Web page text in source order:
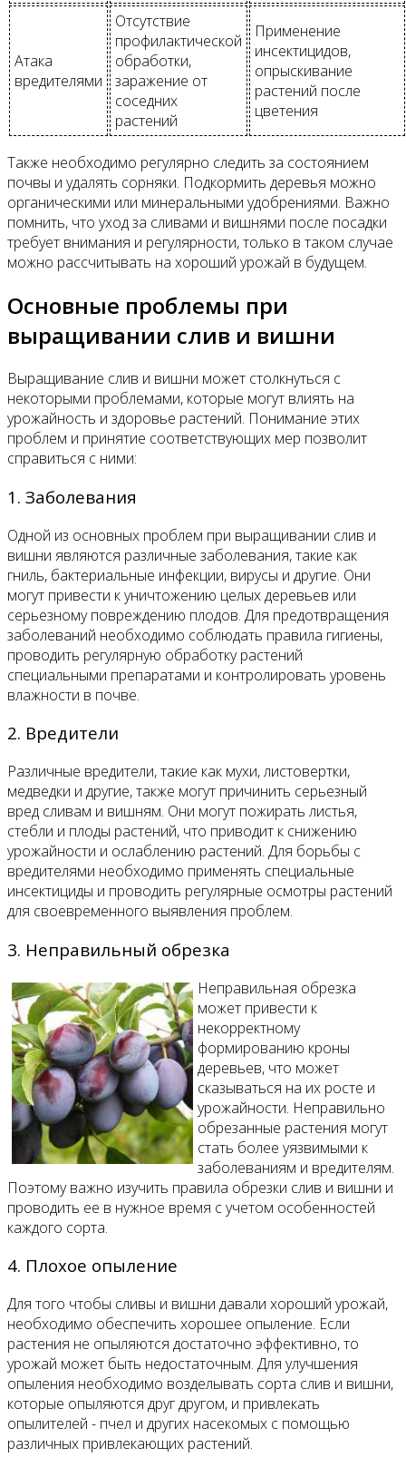
Атака
вредителями
Отсутствие
профилактической
обработки,
заражение от
соседних
растений
Применение
инсектицидов,
опрыскивание
растений после
цветения
Также необходимо регулярно следить за состоянием
почвы и удалять сорняки. Подкормить деревья можно
органическими или минеральными удобрениями. Важно
помнить, что уход за сливами и вишнями после посадки
требует внимания и регулярности, только в таком случае
можно рассчитывать на хороший урожай в будущем.
Основные проблемы при
выращивании слив и вишни
Выращивание слив и вишни может столкнуться с
некоторыми проблемами, которые могут влиять на
урожайность и здоровье растений. Понимание этих
проблем и принятие соответствующих мер позволит
справиться с ними:
1. Заболевания
Одной из основных проблем при выращивании слив и
вишни являются различные заболевания, такие как
гниль, бактериальные инфекции, вирусы и другие. Они
могут привести к уничтожению целых деревьев или
серьезному повреждению плодов. Для предотвращения
заболеваний необходимо соблюдать правила гигиены,
проводить регулярную обработку растений
специальными препаратами и контролировать уровень
влажности в почве.
2. Вредители
Различные вредители, такие как мухи, листовертки,
медведки и другие, также могут причинить серьезный
вред сливам и вишням. Они могут пожирать листья,
стебли и плоды растений, что приводит к снижению
урожайности и ослаблению растений. Для борьбы с
вредителями необходимо применять специальные
инсектициды и проводить регулярные осмотры растений
для своевременного выявления проблем.
3. Неправильный обрезка
Неправильная обрезка
может привести к
некорректному
формированию кроны
деревьев, что может
сказываться на их росте и
урожайности. Неправильно
обрезанные растения могут
стать более уязвимыми к
заболеваниям и вредителям.
Поэтому важно изучить правила обрезки слив и вишни и
проводить ее в нужное время с учетом особенностей
каждого сорта.
4. Плохое опыление
Для того чтобы сливы и вишни давали хороший урожай,
необходимо обеспечить хорошее опыление. Если
растения не опыляются достаточно эффективно, то
урожай может быть недостаточным. Для улучшения
опыления необходимо возделывать сорта слив и вишни,
которые опыляются друг другом, и привлекать
опылителей - пчел и других насекомых с помощью
различных привлекающих растений.